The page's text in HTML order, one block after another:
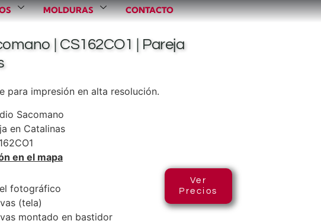
MOLDURAS CONTACTO
| CS162CO1 | Pareja
para impresión en alta resolución.
Sacomano
en Catalinas
en el mapa
fotográfico
(tela)
montado en bastidor
Ver
Precios